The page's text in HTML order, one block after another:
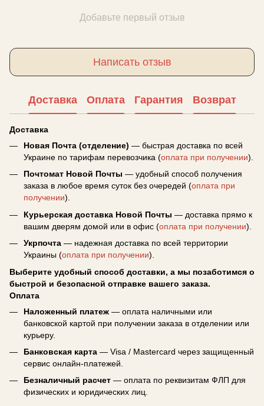
Добавьте первый отзыв
Написать отзыв
Доставка Оплата Гарантия Возврат
Доставка
Новая Почта (отделение) — быстрая доставка по всей
Украине по тарифам перевозчика (оплата при получении).
Почтомат Новой Почты — удобный способ получения
заказа в любое время суток без очередей (оплата при
получении).
Курьерская доставка Новой Почты — доставка прямо к
вашим дверям домой или в офис (оплата при получении).
Укрпочта — надежная доставка по всей территории
Украины (оплата при получении).
Выберите удобный способ доставки, а мы позаботимся о
быстрой и безопасной отправке вашего заказа.
Оплата
Наложенный платеж — оплата наличными или
банковской картой при получении заказа в отделении или
курьеру.
Банковская карта — Visa / Mastercard через защищенный
сервис онлайн-платежей.
Безналичный расчет — оплата по реквизитам ФЛП для
физических и юридических лиц.